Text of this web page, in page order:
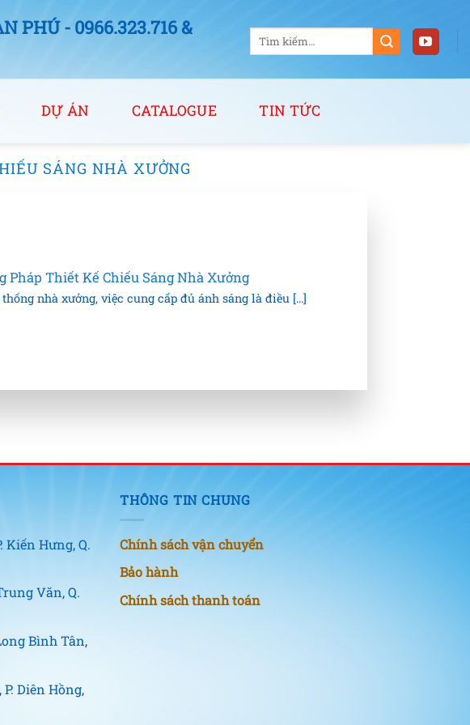
PHÚ - 0966.323.716 &
Tìm
kiếm:
DỰ ÁN CATALOGUE TIN TỨC
SÁNG NHÀ XƯỞNG
Pháp Thiết Kế Chiếu Sáng Nhà Xưởng
nhà xưởng, việc cung cấp đủ ánh sáng là điều [...]
Kiến Hưng, Q.
Văn, Q.
Bình Tân,
Diên Hồng,
THÔNG TIN CHUNG
Chính sách vận chuyển
Bảo hành
Chính sách thanh toán